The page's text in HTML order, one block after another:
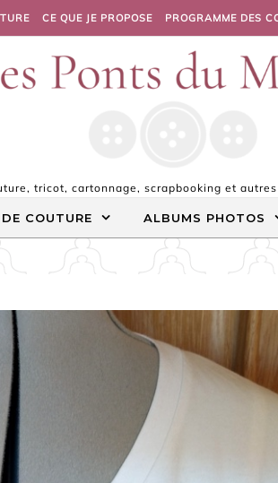
CE QUE JE PROPOSE PROGRAMME DES
tricot, cartonnage, scrapbooking et
COUTURE ALBUMS PHOTOS